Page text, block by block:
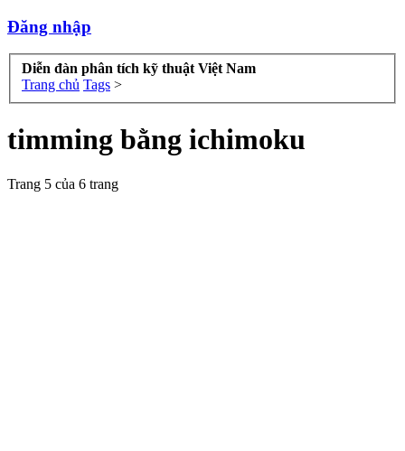
Đăng nhập
Diễn đàn phân tích kỹ thuật Việt Nam
Trang chủ Tags >
timming bằng ichimoku
Trang 5 của 6 trang